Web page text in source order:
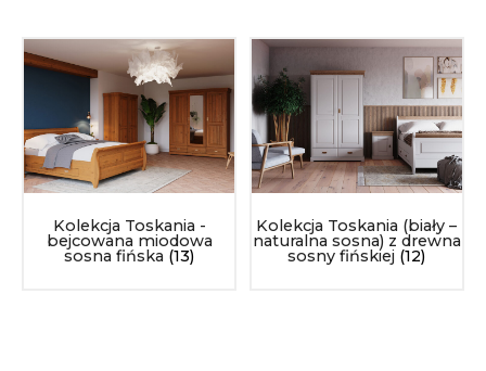
Kolekcja Toskania -
bejcowana miodowa
sosna fińska (13)
Kolekcja Toskania (biały –
naturalna sosna) z drewna
sosny fińskiej (12)